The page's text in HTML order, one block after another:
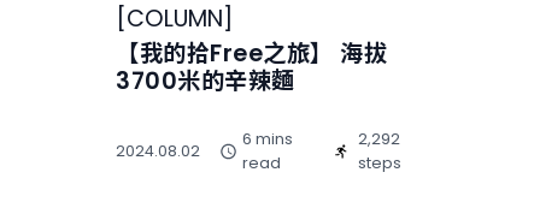
COLUMN
【我的拾Free之旅】 海拔
3700米的辛辣麵
2024.08.02
6 mins
read
2,292
steps